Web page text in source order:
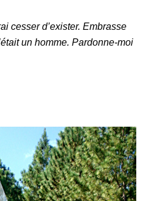
cesser d’exister. Embrasse
un homme. Pardonne-moi